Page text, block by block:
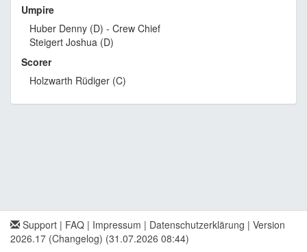
Umpire
Huber Denny (D) - Crew Chief
Steigert Joshua (D)
Scorer
Holzwarth Rüdiger (C)
Support | FAQ | Impressum | Datenschutzerklärung | Version
2026.17 (Changelog) (31.07.2026 08:44)